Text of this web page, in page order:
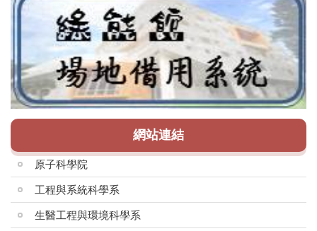
網站連結
原子科學院
工程與系統科學系
生醫工程與環境科學系